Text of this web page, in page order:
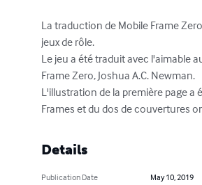
La traduction de Mobile Frame
jeux de rôle.
Le jeu a été traduit avec l'aimable
Frame Zero, Joshua A.C. Newman.
L'illustration de la première page a
Frames et du dos de couvertures
Details
Publication Date
May 10, 2019